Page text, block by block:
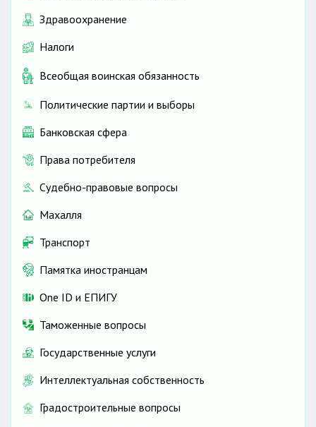
Здравоохранение
Налоги
Всеобщая воинская обязанность
Политические партии и выборы
Банковская сфера
Права потребителя
Судебно-правовые вопросы
Махалля
Транспорт
Памятка иностранцам
One ID и ЕПИГУ
Таможенные вопросы
Государственные услуги
Интеллектуальная собственность
Градостроительные вопросы